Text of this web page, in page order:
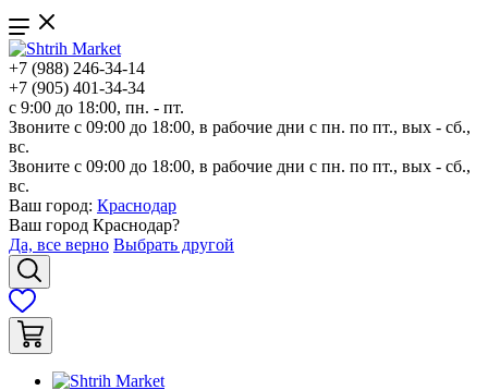
+7 (988) 246-34-14
+7 (905) 401-34-34
с 9:00 до 18:00, пн. - пт.
Звоните с 09:00 до 18:00, в рабочие дни с пн. по пт., вых - сб.,
вс.
Звоните с 09:00 до 18:00, в рабочие дни с пн. по пт., вых - сб.,
вс.
Ваш город: Краснодар
Ваш город Краснодар?
Да, все верно Выбрать другой